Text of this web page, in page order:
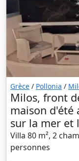
Grèce / Pollonia /
Milos, front
maison d'été
sur la mer et
Villa 80 m², 2
personnes